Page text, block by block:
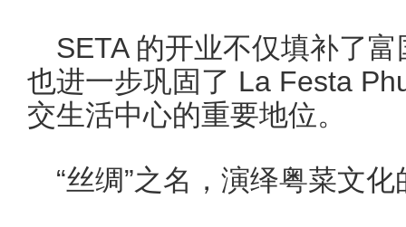
SETA 的开业不仅填补了
也进一步巩固了 La Festa
交生活中心的重要地位。
“丝绸”之名，演绎粤菜文